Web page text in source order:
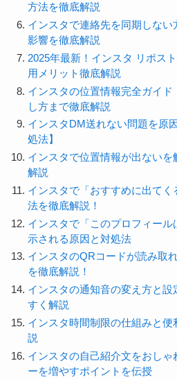
方法を徹底解説
インスタで連絡先を同期しな
影響を徹底解説
2025年最新！インスタ リポス
用メリット徹底解説
インスタの位置情報完全ガイ
し方まで徹底解説
インスタDM送れない問題を原
処法】
インスタで位置情報が出ない
解説
インスタで「おすすめに出て
法を徹底解説！
インスタで「このプロフィー
示される原因と対処法
インスタのQRコードが読み取
を徹底解説！
インスタの通知音の変え方と
すく解説
インスタ時間制限の仕組みと
説
インスタの自己紹介文をおしゃ
ーを増やすポイントを伝授